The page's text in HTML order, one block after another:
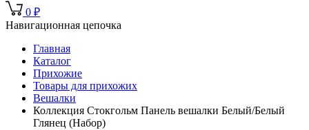
0 ₽
Навигационная цепочка
Главная
Каталог
Прихожие
Товары для прихожих
Вешалки
Коллекция Стокгольм Панель вешалки Белый/Белый
Глянец (Набор)